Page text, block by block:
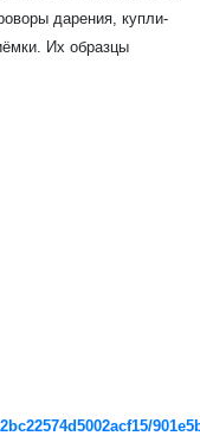
дарения, купли-
Их образцы